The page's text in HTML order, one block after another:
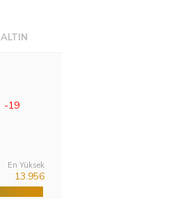
ALTIN
-19
En Yüksek
13.956